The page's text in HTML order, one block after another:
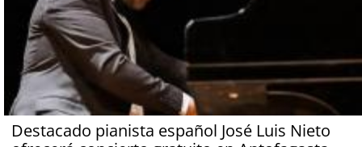
Destacado pianista español José Luis Nieto